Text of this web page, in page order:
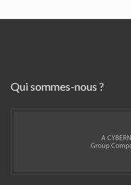
Qui sommes-nous ?